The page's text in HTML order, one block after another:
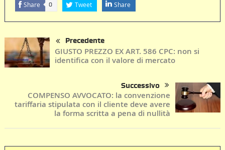
Share 0 Tweet Share
Precedente
GIUSTO PREZZO EX ART. 586 CPC: non si
identifica con il valore di mercato
Successivo
COMPENSO AVVOCATO: la convenzione
tariffaria stipulata con il cliente deve avere
la forma scritta a pena di nullità